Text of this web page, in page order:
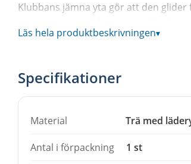
Klubbans jämna yta gör att den
en klubba i trä, vilket passar särskilt
levereras styckvis, en klubba per
Läs hela produktbeskrivningen▾
Specifikationer
Material Trä med
Antal i förpackning 1 st